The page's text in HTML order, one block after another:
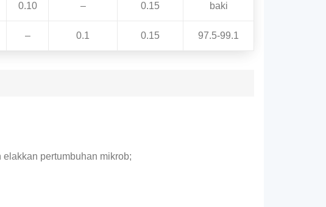
0.10 – 0.15 baki
– 0.1 0.15 97.5-99.1
pertumbuhan mikrob;